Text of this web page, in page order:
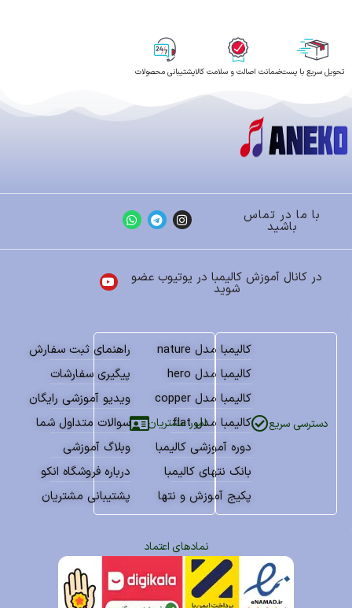
تحویل سریع با پستضمانت اصالت و سلامت کالاپشتیبانی محصولات
با ما در تماس
باشید
در کانال آموزش کالیمبا در یوتیوب عضو
شوید
دسترسی سریع
کالیمبا مدل nature
کالیمبا مدل hero
کالیمبا مدل copper
کالیمبا مدل flat
دوره آموزشی کالیمبا
بانک نتهای کالیمبا
پکیج آموزش و نتها
امور مشتریان
راهنمای ثبت سفارش
پیگیری سفارشات
ویدیو آموزشی رایگان
سوالات متداول شما
وبلاگ آموزشی
درباره فروشگاه انکو
پشتیبانی مشتریان
نمادهای اعتماد